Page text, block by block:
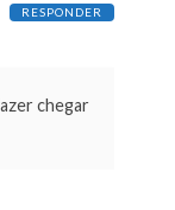
chegar
RESPONDER